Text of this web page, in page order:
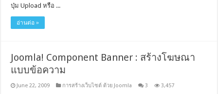
ปุ่ม Upload หรือ ...
อ่านต่อ »
Joomla! Component Banner : สร้างโฆษณา
แบบข้อความ
June 22, 2009 การสร้างเว็บไซต์ ด้วย Joomla 3 3,457